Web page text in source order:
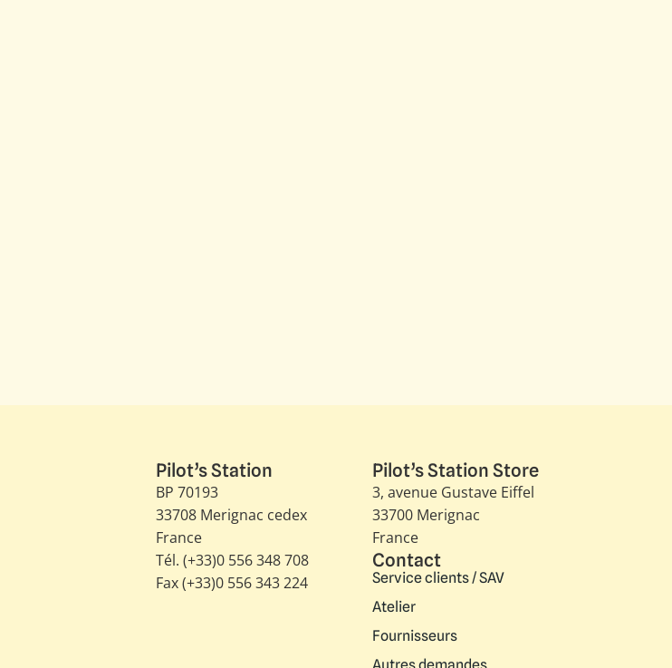
Pilot’s Station
BP 70193
33708 Merignac cedex
France
Tél. (+33)0 556 348 708
Fax (+33)0 556 343 224
Pilot’s Station Store
3, avenue Gustave Eiffel​
33700 Merignac
France
Contact
Service clients / SAV
Atelier
Fournisseurs